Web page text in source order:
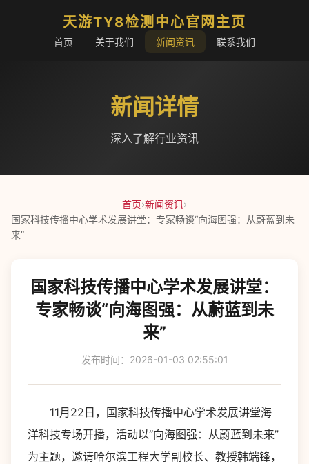
天游TY8检测中心官网主页
首页 关于我们 新闻资讯 联系我们
新闻详情
深入了解行业资讯
首页›新闻资讯›
国家科技传播中心学术发展讲堂：专家畅谈“向海图强：从蔚蓝到未
来”
国家科技传播中心学术发展讲堂：
专家畅谈“向海图强：从蔚蓝到未
来”
发布时间：2026-01-03 02:55:01
11月22日，国家科技传播中心学术发展讲堂海
洋科技专场开播，活动以“向海图强：从蔚蓝到未来”
为主题，邀请哈尔滨工程大学副校长、教授韩端锋，